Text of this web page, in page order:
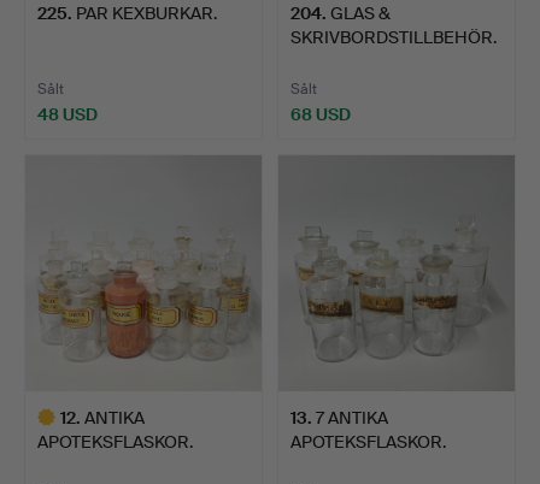
225. PAR KEXBURKAR.
Sålt
48 USD
204. GLAS &
SKRIVBORDSTILLBEHÖR.
Sålt
68 USD
12. ANTIKA
APOTEKSFLASKOR.
13. 7 ANTIKA
APOTEKSFLASKOR.